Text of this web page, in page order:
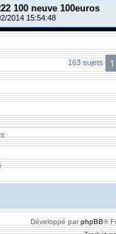
100 neuve 100euros
2014 15:54:48
163 sujets 1
Développé parphpBB®